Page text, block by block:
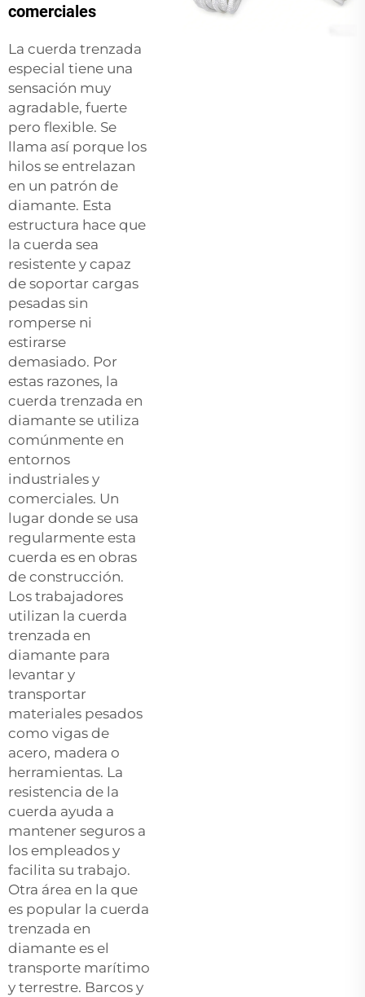
comerciales
La cuerda trenzada
especial tiene una
sensación muy
agradable, fuerte
pero flexible. Se
llama así porque los
hilos se entrelazan
en un patrón de
diamante. Esta
estructura hace que
la cuerda sea
resistente y capaz
de soportar cargas
pesadas sin
romperse ni
estirarse
demasiado. Por
estas razones, la
cuerda trenzada en
diamante se utiliza
comúnmente en
entornos
industriales y
comerciales. Un
lugar donde se usa
regularmente esta
cuerda es en obras
de construcción.
Los trabajadores
utilizan la cuerda
trenzada en
diamante para
levantar y
transportar
materiales pesados
como vigas de
acero, madera o
herramientas. La
resistencia de la
cuerda ayuda a
mantener seguros a
los empleados y
facilita su trabajo.
Otra área en la que
es popular la cuerda
trenzada en
diamante es el
transporte marítimo
y terrestre. Barcos y